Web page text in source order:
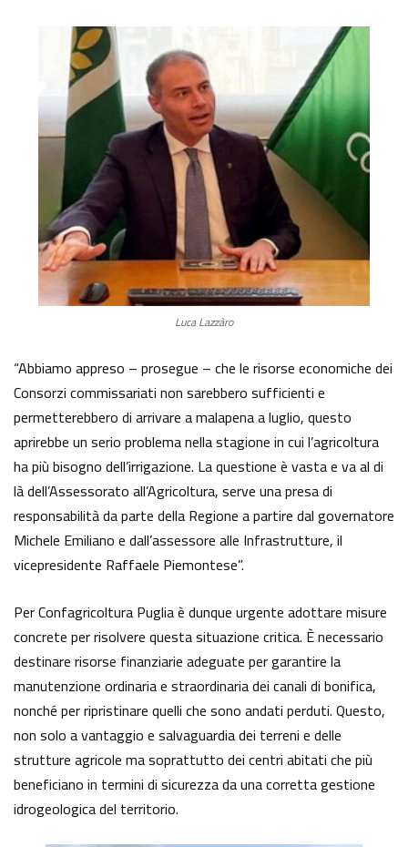
Luca Lazzàro
“Abbiamo appreso – prosegue – che le risorse economiche dei
Consorzi commissariati non sarebbero sufficienti e
permetterebbero di arrivare a malapena a luglio, questo
aprirebbe un serio problema nella stagione in cui l’agricoltura
ha più bisogno dell’irrigazione. La questione è vasta e va al di
là dell’Assessorato all’Agricoltura, serve una presa di
responsabilità da parte della Regione a partire dal governatore
Michele Emiliano e dall’assessore alle Infrastrutture, il
vicepresidente Raffaele Piemontese”.
Per Confagricoltura Puglia è dunque urgente adottare misure
concrete per risolvere questa situazione critica. È necessario
destinare risorse finanziarie adeguate per garantire la
manutenzione ordinaria e straordinaria dei canali di bonifica,
nonché per ripristinare quelli che sono andati perduti. Questo,
non solo a vantaggio e salvaguardia dei terreni e delle
strutture agricole ma soprattutto dei centri abitati che più
beneficiano in termini di sicurezza da una corretta gestione
idrogeologica del territorio.